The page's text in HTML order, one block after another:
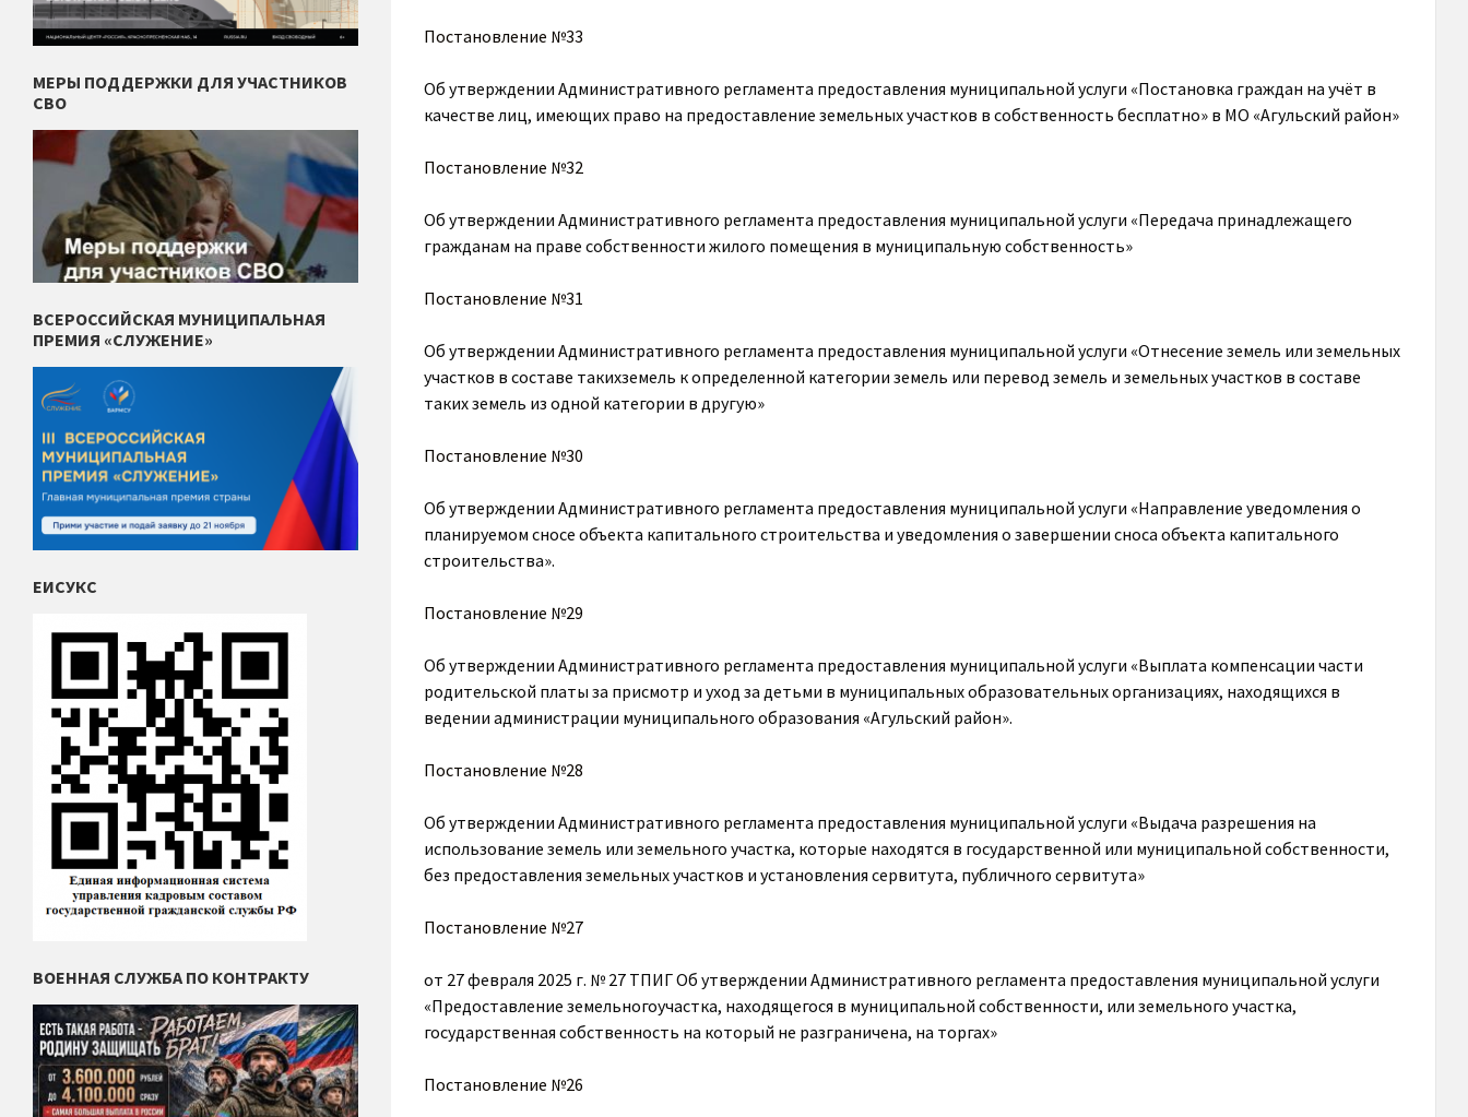
Постановление №33
Об утверждении Административного регламента предоставления муниципальной услуги «Постановка граждан на учёт в
качестве лиц, имеющих право на предоставление земельных участков в собственность бесплатно» в МО «Агульский район»
Постановление №32
Об утверждении Административного регламента предоставления муниципальной услуги «Передача принадлежащего
гражданам на праве собственности жилого помещения в муниципальную собственность»
Постановление №31
Об утверждении Административного регламента предоставления муниципальной услуги «Отнесение земель или земельных
участков в составе такихземель к определенной категории земель или перевод земель и земельных участков в составе
таких земель из одной категории в другую»
Постановление №30
Об утверждении Административного регламента предоставления муниципальной услуги «Направление уведомления о
планируемом сносе объекта капитального строительства и уведомления о завершении сноса объекта капитального
строительства».
Постановление №29
Об утверждении Административного регламента предоставления муниципальной услуги «Выплата компенсации части
родительской платы за присмотр и уход за детьми в муниципальных образовательных организациях, находящихся в
ведении администрации муниципального образования «Агульский район».
Постановление №28
Об утверждении Административного регламента предоставления муниципальной услуги «Выдача разрешения на
использование земель или земельного участка, которые находятся в государственной или муниципальной собственности,
без предоставления земельных участков и установления сервитута, публичного сервитута»
Постановление №27
от 27 февраля 2025 г. № 27 ТПИГ Об утверждении Административного регламента предоставления муниципальной услуги
«Предоставление земельногоучастка, находящегося в муниципальной собственности, или земельного участка,
государственная собственность на который не разграничена, на торгах»
Постановление №26
МЕРЫ ПОДДЕРЖКИ ДЛЯ УЧАСТНИКОВ
СВО
ВСЕРОССИЙСКАЯ МУНИЦИПАЛЬНАЯ
ПРЕМИЯ «СЛУЖЕНИЕ»
ЕИСУКС
ВОЕННАЯ СЛУЖБА ПО КОНТРАКТУ